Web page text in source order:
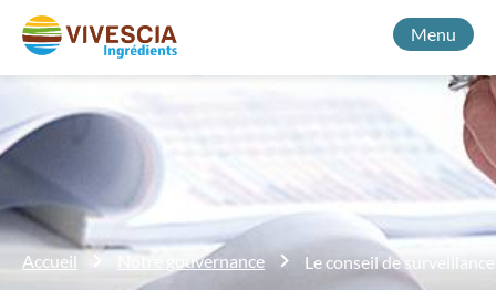
Menu
Accueil Notre gouvernance Le conseil de surveillance